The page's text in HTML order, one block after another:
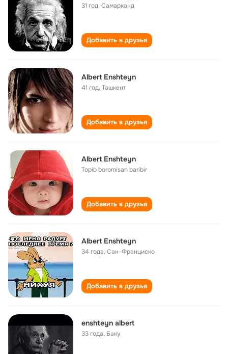
31 год,Самарканд
Добавить в друзья
Albert Enshteyn
41 год,Ташкент
Добавить в друзья
Albert Enshteyn
Topib boromisan baribir
Добавить в друзья
Albert Enshteyn
34 года,Сан-Франциско
Добавить в друзья
enshteyn albert
33 года, Баку